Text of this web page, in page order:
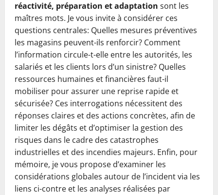
réactivité, préparation et adaptation sont les
maîtres mots. Je vous invite à considérer ces
questions centrales: Quelles mesures préventives
les magasins peuvent-ils renforcir? Comment
l’information circule-t-elle entre les autorités, les
salariés et les clients lors d’un sinistre? Quelles
ressources humaines et financières faut-il
mobiliser pour assurer une reprise rapide et
sécurisée? Ces interrogations nécessitent des
réponses claires et des actions concrètes, afin de
limiter les dégâts et d’optimiser la gestion des
risques dans le cadre des catastrophes
industrielles et des incendies majeurs. Enfin, pour
mémoire, je vous propose d’examiner les
considérations globales autour de l’incident via les
liens ci-contre et les analyses réalisées par